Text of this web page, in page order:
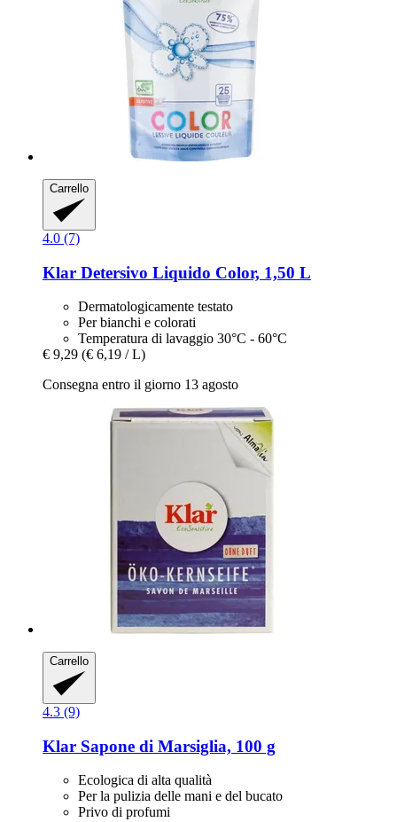
Carrello
4.0 (7)
Klar Detersivo Liquido Color, 1,50 L
Dermatologicamente testato
Per bianchi e colorati
Temperatura di lavaggio 30°C - 60°C
€ 9,29 (€ 6,19 / L)
Consegna entro il giorno 13 agosto
Carrello
4.3 (9)
Klar Sapone di Marsiglia, 100 g
Ecologica di alta qualità
Per la pulizia delle mani e del bucato
Privo di profumi